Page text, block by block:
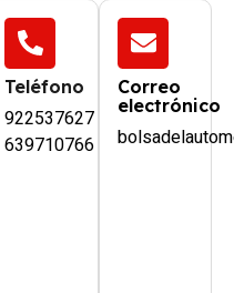
Teléfono
922537627
639710766
Correo
electrónico